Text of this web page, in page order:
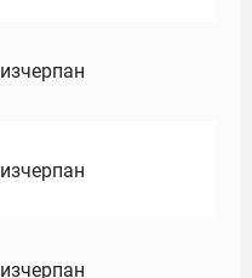
изчерпан
изчерпан
изчерпан